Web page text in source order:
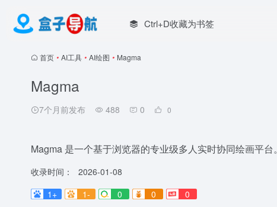
Ctrl+D收藏为书签
首页 • AI工具 • AI绘图 • Magma
Magma
7个月前发布 488 0 0
Magma 是一个基于浏览器的专业级多人实时协同绘画平台。
收录时间：
2026-01-08
1+
1- 0 0 0